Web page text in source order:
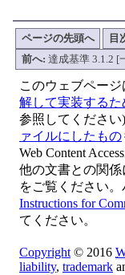
ページの先頭へ 目
前へ: 達成基準 3.1.2 [
このウェブページ
解して実装するた
参照してくださ
ァイルにしたもの
Web Content
他の文書との関係
をご覧ください。
Instructions for
てください。
Copyright © 2016
liability, trademark